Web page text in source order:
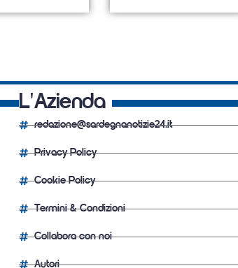
L'Azienda
redazione@sardegnanotizie24.it
Privacy Policy
Cookie Policy
Termini & Condizioni
Collabora con noi
Autori